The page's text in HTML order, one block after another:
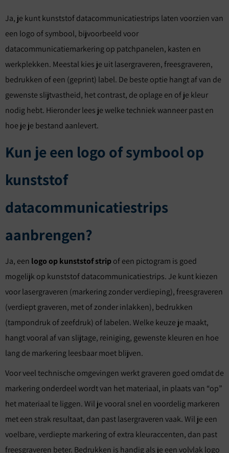
Ja, je kunt kunststof datacommunicatiestrips laten voorzien van
een logo of symbool, bijvoorbeeld voor
datacommunicatiemarkering op patchpanelen, kasten en
werkplekken. Meestal kies je uit lasergraveren, freesgraveren,
bedrukken of een (geprint) label. De beste optie hangt af van de
gewenste slijtvastheid, het contrast, de oplage en of je kleur
nodig hebt. Hieronder lees je welke techniek wanneer past en
hoe je je bestand aanlevert.
Kun je een logo of symbool op
kunststof
datacommunicatiestrips
aanbrengen?
Ja, een logo op kunststof stripof een pictogram is goed
mogelijk op kunststof datacommunicatiestrips. Je kunt kiezen
voor lasergraveren (markering zonder verdieping), freesgraveren
(verdiept graveren, met of zonder inlakken), bedrukken
(tampondruk of zeefdruk) of labelen. Welke keuze je maakt,
hangt vooral af van slijtage, reiniging, gewenste kleuren en hoe
lang de markering leesbaar moet blijven.
Voor veel technische omgevingen werkt graveren goed omdat de
markering onderdeel wordt van het materiaal, in plaats van “op”
het materiaal te liggen. Wil je vooral snel en voordelig markeren
met een strak resultaat, dan past lasergraveren vaak. Wil je een
voelbare, verdiepte markering of extra kleuraccenten, dan past
freesgraveren beter. Bedrukken is handig als je een volvlak logo